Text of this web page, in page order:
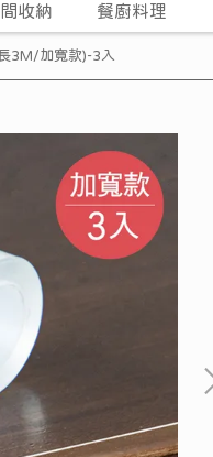
收納 餐廚料理
3M/加寬款)-3入